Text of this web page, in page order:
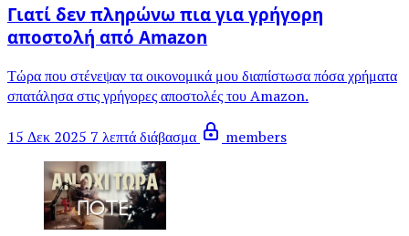
Γιατί δεν πληρώνω πια για γρήγορη
αποστολή από Amazon
Τώρα που στένεψαν τα οικονομικά μου διαπίστωσα πόσα χρήματα
σπατάλησα στις γρήγορες αποστολές του Amazon.
15 Δεκ 2025 7 λεπτά διάβασμα members